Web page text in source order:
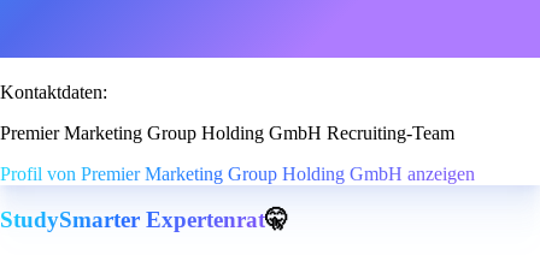
Kontaktdaten:
Premier Marketing Group Holding GmbH Recruiting-Team
Profil von Premier Marketing Group Holding GmbH anzeigen
StudySmarter Expertenrat🤫